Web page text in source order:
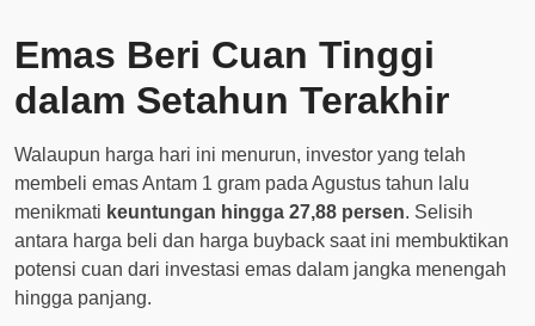
Emas Beri Cuan Tinggi
dalam Setahun Terakhir
Walaupun harga hari ini menurun, investor yang telah
membeli emas Antam 1 gram pada Agustus tahun lalu
menikmati keuntungan hingga 27,88 persen. Selisih
antara harga beli dan harga buyback saat ini membuktikan
potensi cuan dari investasi emas dalam jangka menengah
hingga panjang.